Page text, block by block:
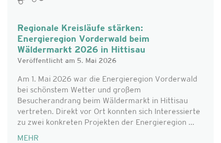
Regionale Kreisläufe stärken:
Energieregion Vorderwald beim
Wäldermarkt 2026 in Hittisau
Veröffentlicht am 5. Mai 2026
Am 1. Mai 2026 war die Energieregion Vorderwald
bei schönstem Wetter und großem
Besucherandrang beim Wäldermarkt in Hittisau
vertreten. Direkt vor Ort konnten sich Interessierte
zu zwei konkreten Projekten der Energieregion ...
MEHR